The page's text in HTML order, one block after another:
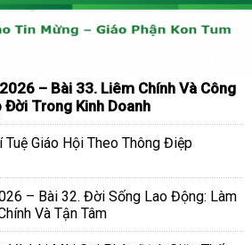
– Bài 33. Liêm Chính Và Công
Đời Trong Kinh Doanh
Tuệ Giáo Hội Theo Thông Điệp
– Bài 32. Đời Sống Lao Động: Làm
Và Tận Tâm